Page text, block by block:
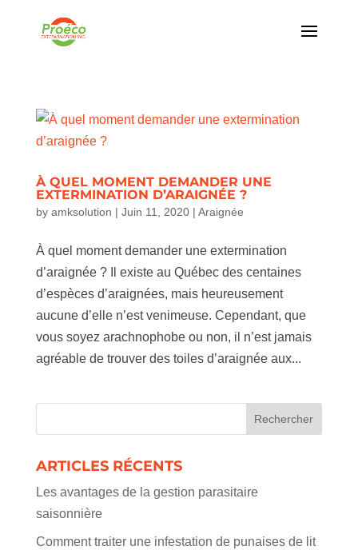
À QUEL MOMENT DEMANDER UNE
EXTERMINATION D’ARAIGNÉE ?
by amksolution | Juin 11, 2020| Araignée
À quel moment demander une extermination
d’araignée ? Il existe au Québec des centaines
d’espèces d’araignées, mais heureusement
aucune d’elle n’est venimeuse. Cependant, que
vous soyez arachnophobe ou non, il n’est jamais
agréable de trouver des toiles d’araignée aux...
ARTICLES RÉCENTS
Les avantages de la gestion parasitaire
saisonnière
Comment traiter une infestation de punaises de lit